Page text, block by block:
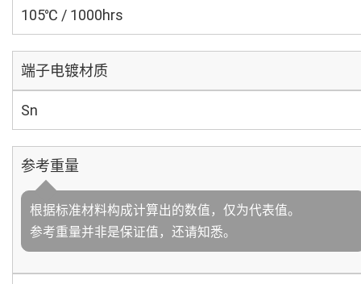
105℃ / 1000hrs
端子电镀材质
Sn
参考重量
根据标准材料构成计算出的数值，仅为代表值。
参考重量并非是保证值，还请知悉。